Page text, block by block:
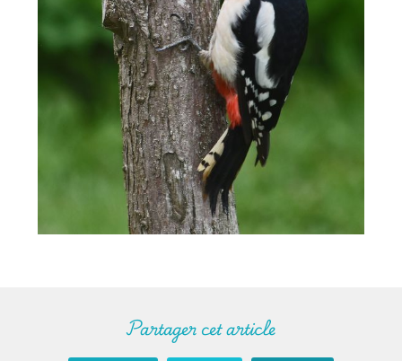
Partager cet article